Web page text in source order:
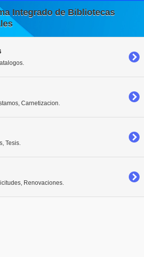
Integrado de Bibliotecas
Carnetizacion.
Tesis.
Renovaciones.